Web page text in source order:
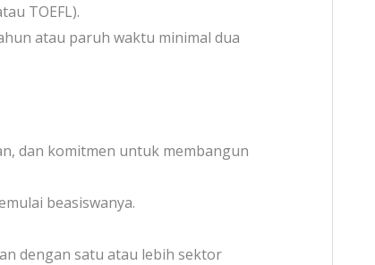
TOEFL).
atau paruh waktu minimal dua
dan komitmen untuk membangun
beasiswanya.
dengan satu atau lebih sektor